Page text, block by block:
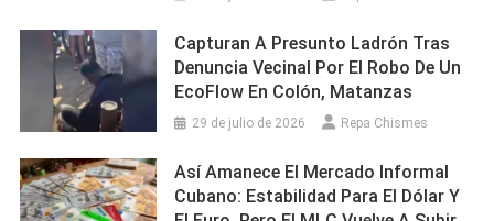
Capturan A Presunto Ladrón Tras
Denuncia Vecinal Por El Robo De Un
EcoFlow En Colón, Matanzas
29 de julio de 2026 Repa Chismes
Así Amanece El Mercado Informal
Cubano: Estabilidad Para El Dólar Y